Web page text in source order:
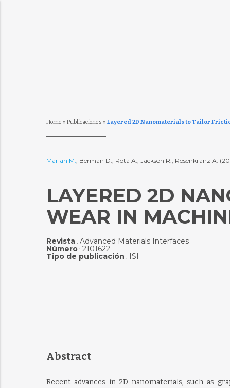
Home » Publicaciones » Layered 2D Nanomaterials to Tailor
Marian M., Berman D., Rota A., Jackson R., Rosenkranz A.
LAYERED 2D
WEAR IN
Revista: Advanced Materials Interfaces
Número: 2101622
Tipo de publicación : ISI
Abstract
Recent advances in 2D nanomaterials, such as